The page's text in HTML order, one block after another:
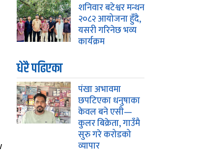
शनिवार बटेश्वर मन्थन
२०८२ आयोजना हुँदै,
यसरी गरिनेछ भव्य
कार्यक्रम
धेरै पढिएका
पंखा अभावमा
छपटिएका धनुषाका
केवल बने एसी—
कुलर बिक्रेता, गाउँमै
सुरु गरे करोडको
व्यापार